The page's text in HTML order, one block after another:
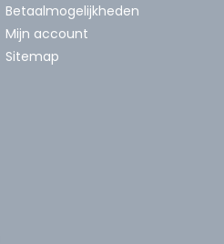
Betaalmogelijkheden
Mijn account
Sitemap